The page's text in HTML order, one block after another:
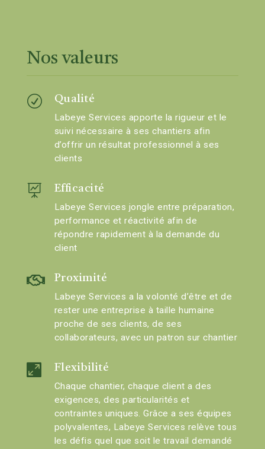
Nos valeurs
R Qualité
Labeye Services apporte la rigueur et le
suivi nécessaire à ses chantiers afin
d’offrir un résultat professionnel à ses
clients
 Efficacité
Labeye Services jongle entre préparation,
performance et réactivité afin de
répondre rapidement à la demande du
client
 Proximité
Labeye Services a la volonté d’être et de
rester une entreprise à taille humaine
proche de ses clients, de ses
collaborateurs, avec un patron sur chantier
 Flexibilité
Chaque chantier, chaque client a des
exigences, des particularités et
contraintes uniques. Grâce a ses équipes
polyvalentes, Labeye Services relève tous
les défis quel que soit le travail demandé